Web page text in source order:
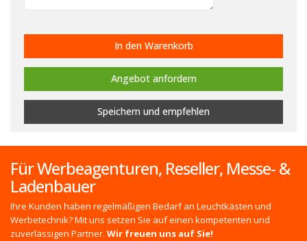
In den Warenkorb
Angebot anfordern
Speichern und empfehlen
Für Werbeagenturen, Reseller, Messe- &
Ladenbauer
Ihre Kunden haben regelmäßigen Bedarf an Leuchtkästen und
Werbetechnik? Mit uns setzen Sie auf einen kompetenten und
zuverlässigen Partner. Wir freuen uns auf Sie!